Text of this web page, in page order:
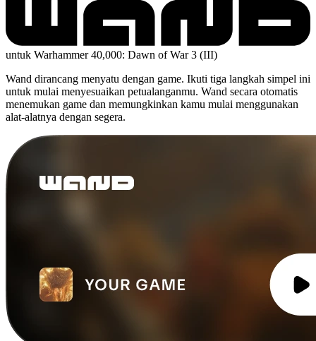
untuk Warhammer 40,000: Dawn of War 3 (III)
Wand dirancang menyatu dengan game. Ikuti tiga langkah simpel ini
untuk mulai menyesuaikan petualanganmu. Wand secara otomatis
menemukan game dan memungkinkan kamu mulai menggunakan
alat-alatnya dengan segera.